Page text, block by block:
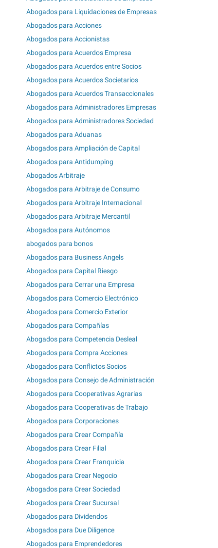
Abogados para Liquidaciones de Empresas
Abogados para Acciones
Abogados para Accionistas
Abogados para Acuerdos Empresa
Abogados para Acuerdos entre Socios
Abogados para Acuerdos Societarios
Abogados para Acuerdos Transaccionales
Abogados para Administradores Empresas
Abogados para Administradores Sociedad
Abogados para Aduanas
Abogados para Ampliación de Capital
Abogados para Antidumping
Abogados Arbitraje
Abogados para Arbitraje de Consumo
Abogados para Arbitraje Internacional
Abogados para Arbitraje Mercantil
Abogados para Autónomos
abogados para bonos
Abogados para Business Angels
Abogados para Capital Riesgo
Abogados para Cerrar una Empresa
Abogados para Comercio Electrónico
Abogados para Comercio Exterior
Abogados para Compañías
Abogados para Competencia Desleal
Abogados para Compra Acciones
Abogados para Conflictos Socios
Abogados para Consejo de Administración
Abogados para Cooperativas Agrarias
Abogados para Cooperativas de Trabajo
Abogados para Corporaciones
Abogados para Crear Compañía
Abogados para Crear Filial
Abogados para Crear Franquicia
Abogados para Crear Negocio
Abogados para Crear Sociedad
Abogados para Crear Sucursal
Abogados para Dividendos
Abogados para Due Diligence
Abogados para Emprendedores